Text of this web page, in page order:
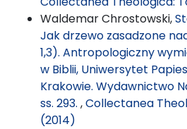
Waldemar Chrostowski,
Jak drzewo zasadzone
1,3). Antropologiczny
w Biblii, Uniwersytet
Krakowie. Wydawnictwo
ss. 293. ,Collectanea
(2014)